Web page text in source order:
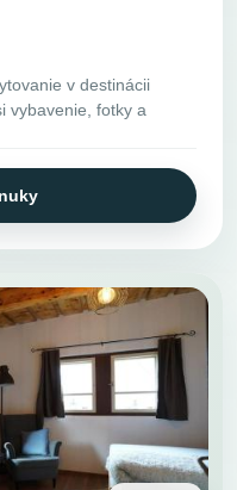
v destinácii
vybavenie, fotky a